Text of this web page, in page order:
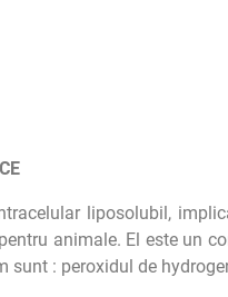
liposolubil,
animale. El este un
sunt : peroxidul de